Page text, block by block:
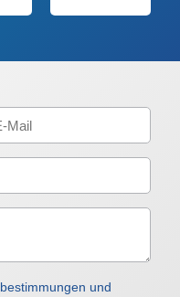
und